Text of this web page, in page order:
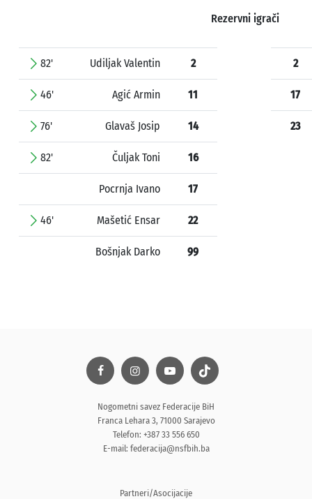
Rezervni igrači
82' Udiljak Valentin 2
46' Agić Armin 11
76' Glavaš Josip 14
82' Čuljak Toni 16
Pocrnja Ivano 17
46' Mašetić Ensar 22
Bošnjak Darko 99
2
17
23
Nogometni savez Federacije BiH
Franca Lehara 3, 71000 Sarajevo
Telefon: +387 33 556 650
E-mail: federacija@nsfbih.ba
Partneri/Asocijacije